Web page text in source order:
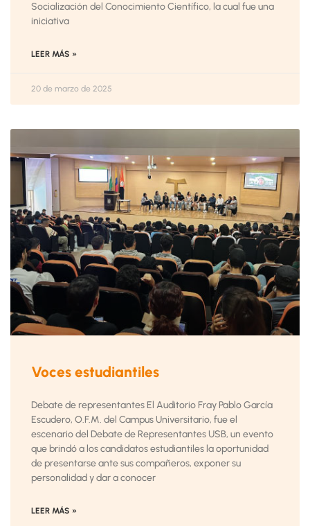
Socialización del Conocimiento Científico, la cual fue una
iniciativa
LEER MÁS »
20 de marzo de 2025
Voces estudiantiles
Debate de representantes El Auditorio Fray Pablo García
Escudero, O.F.M. del Campus Universitario, fue el
escenario del Debate de Representantes USB, un evento
que brindó a los candidatos estudiantiles la oportunidad
de presentarse ante sus compañeros, exponer su
personalidad y dar a conocer
LEER MÁS »